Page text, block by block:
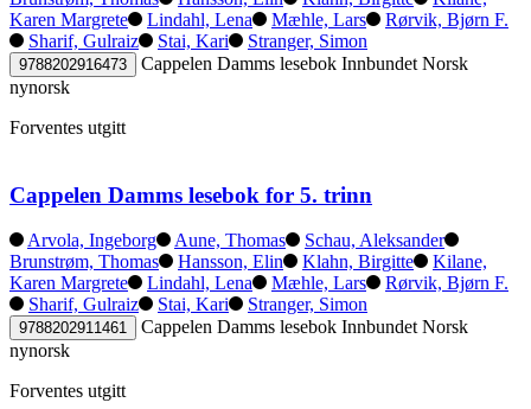
Karen Margrete
Lindahl, Lena Mæhle, Lars
Rørvik, Bjørn F.
Sharif, Gulraiz
Stai, Kari Stranger, Simon
9788202916473 Cappelen Damms lesebok Innbundet Norsk
nynorsk
Forventes utgitt
Cappelen Damms lesebok for 5. trinn
Arvola, Ingeborg Aune, Thomas
Schau, Aleksander
Brunstrøm, Thomas
Hansson, Elin Klahn, Birgitte
Kilane,
Karen Margrete
Lindahl, Lena Mæhle, Lars
Rørvik, Bjørn F.
Sharif, Gulraiz
Stai, Kari Stranger, Simon
9788202911461 Cappelen Damms lesebok Innbundet Norsk
nynorsk
Forventes utgitt